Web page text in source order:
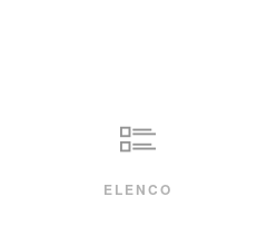
ELENCO